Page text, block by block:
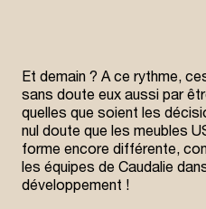
Et demain ? A ce rythme,
sans doute eux aussi par
quelles que soient les
nul doute que les meubles
forme encore différente,
les équipes de Caudalie
développement !